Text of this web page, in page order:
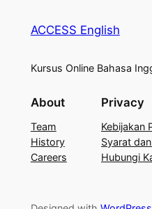
ACCESS English
Kursus Online Bahasa
About
Team
History
Careers
Privacy
Kebijakan
Syarat
Hubungi